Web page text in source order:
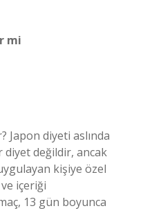
mi
Japon diyeti aslında
değildir, ancak
kişiye özel
içeriği
13 gün boyunca